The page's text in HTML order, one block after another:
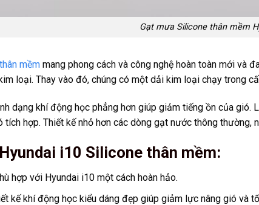
Gạt mưa Silicone thân mềm
mềm mang phong cách và công nghệ hoàn toàn mới và
loại. Thay vào đó, chúng có một dải kim loại chạy trong
dạng khí động học phẳng hơn giúp giảm tiếng ồn của
hợp. Thiết kế nhỏ hơn các dòng gạt nước thông thường,
i10 Silicone thân mềm:
hợp với Hyundai i10 một cách hoàn hảo.
kế khí động học kiểu dáng đẹp giúp giảm lực nâng gió và